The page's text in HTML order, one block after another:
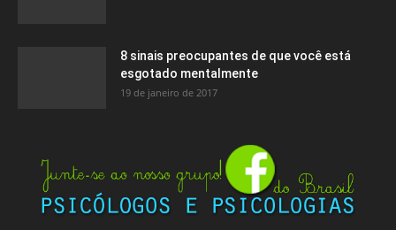
8 sinais preocupantes de que você está
esgotado mentalmente
19 de janeiro de 2017